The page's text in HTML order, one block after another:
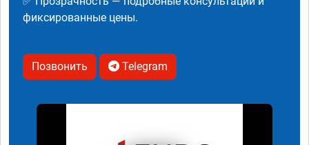
фиксированные цены.
Позвонить Telegram